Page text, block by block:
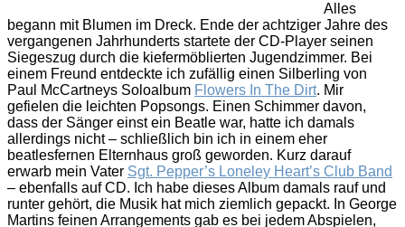
Alles
begann mit Blumen im Dreck. Ende der achtziger Jahre des
vergangenen Jahrhunderts startete der CD-Player seinen
Siegeszug durch die kiefermöblierten Jugendzimmer. Bei
einem Freund entdeckte ich zufällig einen Silberling von
Paul McCartneys Soloalbum Flowers In The Dirt. Mir
gefielen die leichten Popsongs. Einen Schimmer davon,
dass der Sänger einst ein Beatle war, hatte ich damals
allerdings nicht – schließlich bin ich in einem eher
beatlesfernen Elternhaus groß geworden. Kurz darauf
erwarb mein Vater Sgt. Pepper’s Loneley Heart’s Club Band
– ebenfalls auf CD. Ich habe dieses Album damals rauf und
runter gehört, die Musik hat mich ziemlich gepackt. In George
Martins feinen Arrangements gab es bei jedem Abspielen,